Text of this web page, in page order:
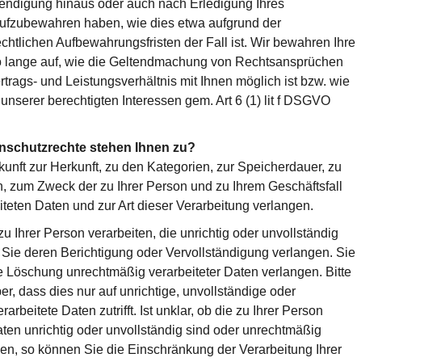
hinaus oder auch nach Erledigung Ihres
haben, wie dies etwa aufgrund der
Aufbewahrungsfristen der Fall ist. Wir bewahren Ihre
lange auf, wie die Geltendmachung von Rechtsansprüchen
und Leistungsverhältnis mit Ihnen möglich ist bzw. wie
berechtigten Interessen gem. Art 6 (1) lit f DSGVO
stehen Ihnen zu?
zur Herkunft, zu den Kategorien, zur Speicherdauer, zu
zum Zweck der zu Ihrer Person und zu Ihrem Geschäftsfall
Daten und zur Art dieser Verarbeitung verlangen.
Ihrer Person verarbeiten, die unrichtig oder unvollständig
deren Berichtigung oder Vervollständigung verlangen. Sie
Löschung unrechtmäßig verarbeiteter Daten verlangen. Bitte
dass dies nur auf unrichtige, unvollständige oder
Daten zutrifft. Ist unklar, ob die zu Ihrer Person
unrichtig oder unvollständig sind oder unrechtmäßig
so können Sie die Einschränkung der Verarbeitung Ihrer